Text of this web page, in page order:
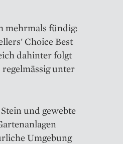
mehrmals fündig:
Choice Best
dahinter folgt
regelmässig unter
und gewebte
Umgebung